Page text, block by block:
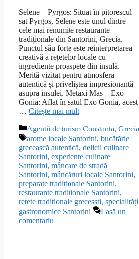
Selene – Pyrgos: Situat în pitorescul
sat Pyrgos, Selene este unul dintre
cele mai renumite restaurante
tradiționale din Santorini, Grecia.
Punctul său forte este reinterpretarea
creativă a rețetelor locale cu
ingrediente proaspete din insulă.
Merită vizitat pentru atmosfera
autentică și priveliștea impresionantă
asupra insulei. Metaxi Mas – Exo
Gonia: Aflat în satul Exo Gonia, acest
… Citește mai mult
Categorii
Agentii de turism Constanta, Grecia
Etichete
arome locale Santorini, bucătărie
grecească autentică, delicii culinare
Santorini, experiențe culinare
Santorini, mâncare de stradă
Santorini, mâncăruri locale Santorini,
preparate tradiționale Santorini,
restaurante tradiționale Santorini,
rețete tradiționale grecesști, specialități
gastronomice Santorini
Lasă un
comentariu